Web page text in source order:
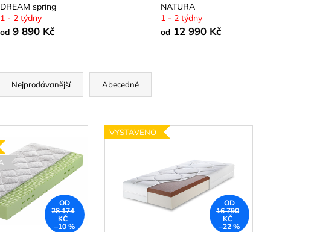
DREAM spring
1 - 2 týdny
od9 890 Kč
NATURA
1 - 2 týdny
od12 990 Kč
Nejprodávanější Abecedně
OD
28 174
KČ
–10 %
VYSTAVENO
OD
16 790
KČ
–22 %